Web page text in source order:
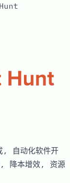
自动化软件开
, 降本增效, 资源